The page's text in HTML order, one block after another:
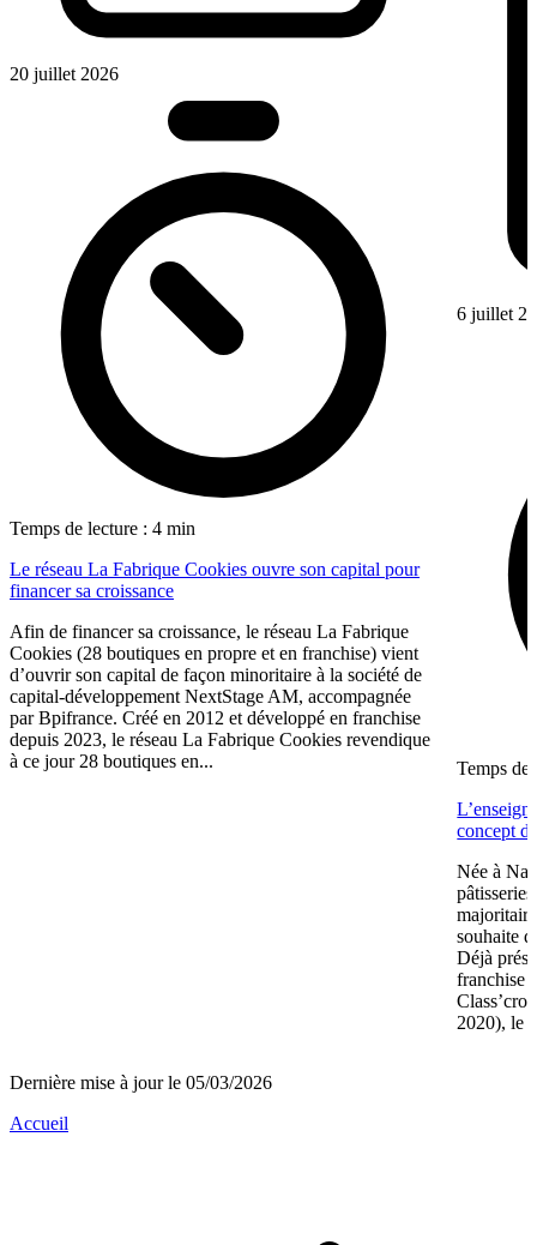
20 juillet 2026
Temps de lecture : 4 min
Le réseau La Fabrique Cookies ouvre son capital pour
financer sa croissance
Afin de financer sa croissance, le réseau La Fabrique
Cookies (28 boutiques en propre et en franchise) vient
d’ouvrir son capital de façon minoritaire à la société de
capital-développement NextStage AM, accompagnée
par Bpifrance. Créé en 2012 et développé en franchise
depuis 2023, le réseau La Fabrique Cookies revendique
à ce jour 28 boutiques en...
6 juillet
Temps de
concept
Née à
souhaite
Déjà
franchise
2020), le
Dernière mise à jour le 05/03/2026
Accueil